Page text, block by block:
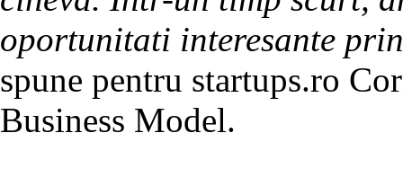
oportunitati interesante
spune pentru startups.ro
Business Model.